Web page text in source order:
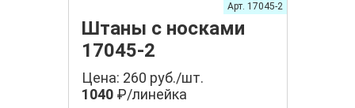
Штаны с носками
17045-2
Арт. 17045-2
Цена: 260 руб./шт.
1040₽/линейка